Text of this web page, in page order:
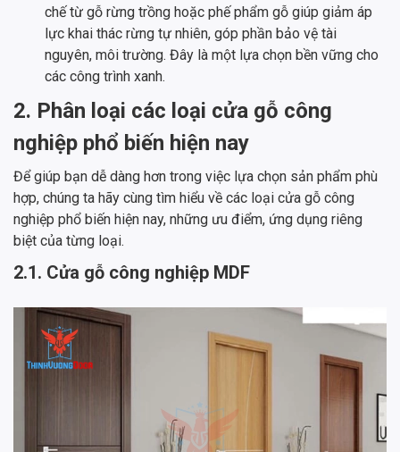
chế từ gỗ rừng trồng hoặc phế phẩm gỗ giúp giảm áp
lực khai thác rừng tự nhiên, góp phần bảo vệ tài
nguyên, môi trường. Đây là một lựa chọn bền vững cho
các công trình xanh.
2. Phân loại các loại cửa gỗ công
nghiệp phổ biến hiện nay
Để giúp bạn dễ dàng hơn trong việc lựa chọn sản phẩm phù
hợp, chúng ta hãy cùng tìm hiểu về các loại cửa gỗ công
nghiệp phổ biến hiện nay, những ưu điểm, ứng dụng riêng
biệt của từng loại.
2.1. Cửa gỗ công nghiệp MDF